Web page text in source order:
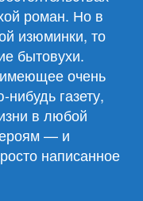
роман. Но в
изюминки, то
бытовухи.
очень
газету,
в любой
— и
написанное